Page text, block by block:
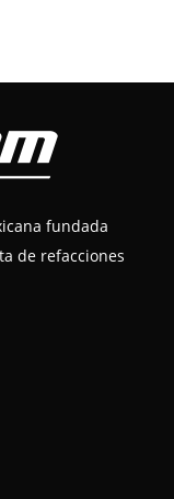
fundada
de refacciones